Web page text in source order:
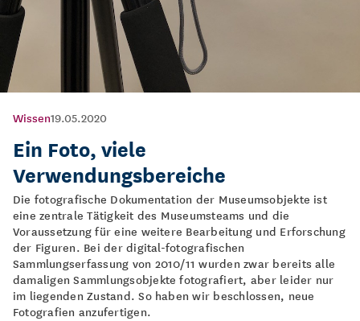
Wissen19.05.2020
Ein Foto, viele
Verwendungsbereiche
Die fotografische Dokumentation der Museumsobjekte ist
eine zentrale Tätigkeit des Museumsteams und die
Voraussetzung für eine weitere Bearbeitung und Erforschung
der Figuren. Bei der digital-fotografischen
Sammlungserfassung von 2010/11 wurden zwar bereits alle
damaligen Sammlungsobjekte fotografiert, aber leider nur
im liegenden Zustand. So haben wir beschlossen, neue
Fotografien anzufertigen.